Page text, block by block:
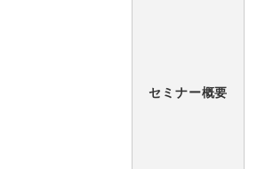
セミナー概要